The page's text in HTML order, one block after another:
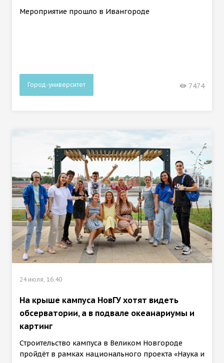
Мероприятие прошло в Ивангороде
Город-университет 7474
24 июля, 16:40
На крыше кампуса НовГУ хотят видеть
обсерватории, а в подвале океанариумы и
картинг
Строительство кампуса в Великом Новгороде
пройдёт в рамках национального проекта «Наука и